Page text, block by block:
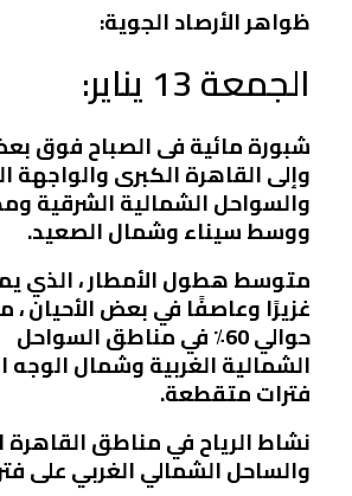
ظواهر الأرصاد الجوية:
الجمعة 13 يناير:
شبورة مائية فى الصباح فوق
وإلى القاهرة الكبرى والواجهة
والسواحل الشمالية الشرقية
ووسط سيناء وشمال الصعيد.
متوسط ​​هطول الأمطار ، الذي
غزيرًا وعاصفًا في بعض الأحيان ،
حوالي 60٪ في مناطق السواحل
الشمالية الغربية وشمال الوجه
فترات متقطعة.
نشاط الرياح في مناطق القاهرة
والساحل الشمالي الغربي على